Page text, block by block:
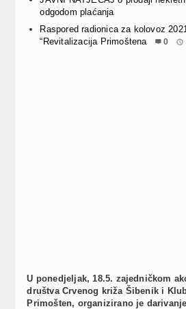
odgodom plaćanja
Raspored radionica za kolovoz
“Revitalizacija Primoštena
0
U ponedjeljak, 18.5. zajedničkom
društva Crvenog križa Šibenik i
Primošten, organizirano je